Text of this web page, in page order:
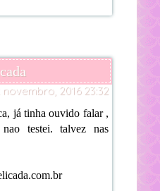
novembro, 2016 23:32
já tinha ouvido falar ,
testei. talvez nas